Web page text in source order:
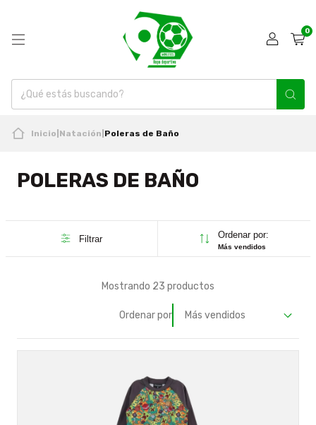
0
Inicio Natación Poleras de Baño
POLERAS DE BAÑO
Filtrar Ordenar por:
Más vendidos
Mostrando 23 productos
Ordenar por